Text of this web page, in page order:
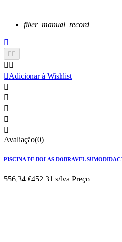
fiber_manual_record

 
 
Adicionar à Wishlist





Avaliação(0)
PISCINA DE BOLAS DOBRAVEL
556,34 €452.31 s/Iva.Preço